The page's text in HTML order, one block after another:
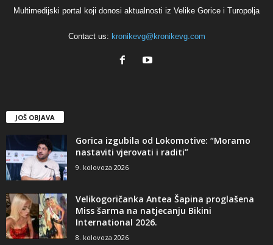
Multimedijski portal koji donosi aktualnosti iz Velike Gorice i Turopolja
Contact us: kronikevg@kronikevg.com
JOŠ OBJAVA
Gorica izgubila od Lokomotive: “Moramo
nastaviti vjerovati i raditi”
9. kolovoza 2026
Velikogoričanka Antea Šapina proglašena
Miss šarma na natjecanju Bikini
International 2026.
8. kolovoza 2026